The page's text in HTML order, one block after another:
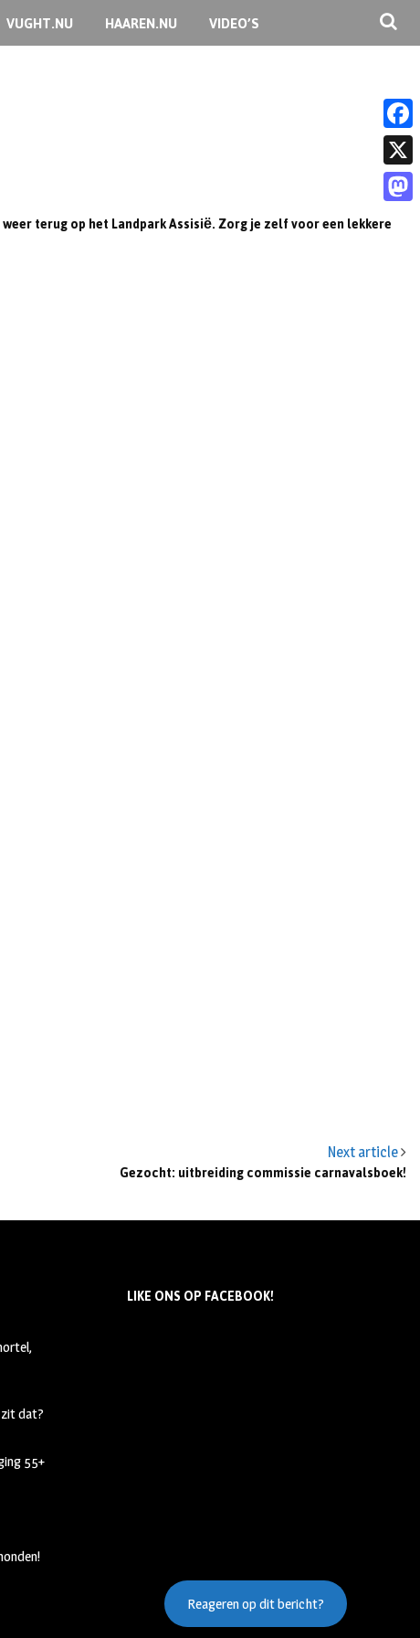
VUGHT.NU HAAREN.NU VIDEO’S
terug op het Landpark Assisiё. Zorg je zelf voor een lekkere
Next article
Gezocht: uitbreiding commissie carnavalsboek!
dat?
55+
LIKE ONS OP FACEBOOK!
Reageren op dit bericht?
F
a
c
e
X